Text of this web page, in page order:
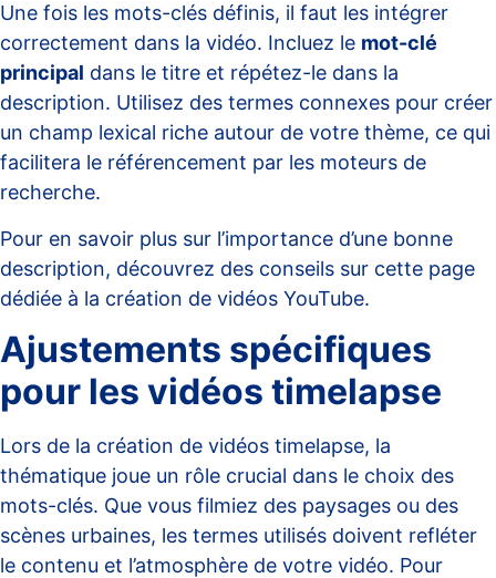
Une fois les mots-clés définis, il faut les intégrer
correctement dans la vidéo. Incluez le mot-clé
principal dans le titre et répétez-le dans la
description. Utilisez des termes connexes pour créer
un champ lexical riche autour de votre thème, ce qui
facilitera le référencement par les moteurs de
recherche.
Pour en savoir plus sur l’importance d’une bonne
description, découvrez des conseils sur cette page
dédiée à la création de vidéos YouTube.
Ajustements spécifiques
pour les vidéos timelapse
Lors de la création de vidéos timelapse, la
thématique joue un rôle crucial dans le choix des
mots-clés. Que vous filmiez des paysages ou des
scènes urbaines, les termes utilisés doivent refléter
le contenu et l’atmosphère de votre vidéo. Pour